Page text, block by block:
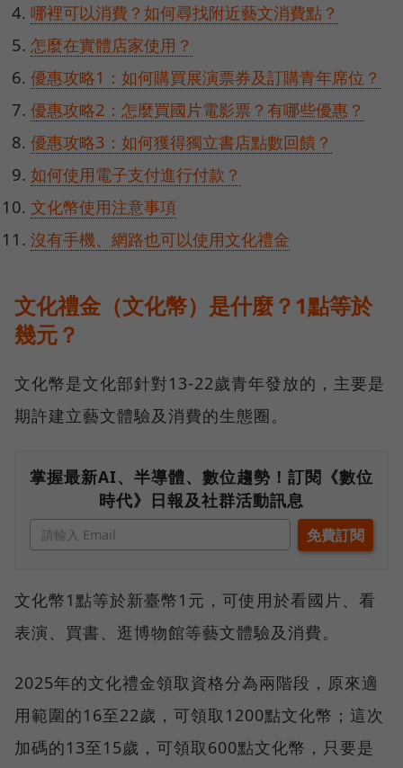
哪裡可以消費？如何尋找附近藝文消費點？
怎麼在實體店家使用？
優惠攻略1：如何購買展演票券及訂購青年席位？
優惠攻略2：怎麼買國片電影票？有哪些優惠？
優惠攻略3：如何獲得獨立書店點數回饋？
如何使用電子支付進行付款？
文化幣使用注意事項
沒有手機、網路也可以使用文化禮金
文化禮金（文化幣）是什麼？1點等於
幾元？
文化幣是文化部針對13-22歲青年發放的，主要是
期許建立藝文體驗及消費的生態圈。
掌握最新AI、半導體、數位趨勢！訂閱《數位
時代》日報及社群活動訊息
文化幣1點等於新臺幣1元，可使用於看國片、看
表演、買書、逛博物館等藝文體驗及消費。
2025年的文化禮金領取資格分為兩階段，原來適
用範圍的16至22歲，可領取1200點文化幣；這次
加碼的13至15歲，可領取600點文化幣，只要是